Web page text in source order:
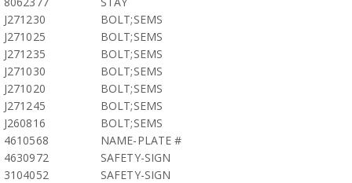
J271230
BOLT;SEMS
J271025
BOLT;SEMS
J271235
BOLT;SEMS
J271030
BOLT;SEMS
J271020
BOLT;SEMS
J271245
BOLT;SEMS
J260816
BOLT;SEMS
4610568
NAME-PLATE #
4630972
SAFETY-SIGN
3104052
SAFETY-SIGN